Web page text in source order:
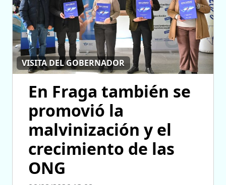
VISITA DEL GOBERNADOR
En Fraga también se
promovió la
malvinización y el
crecimiento de las
ONG